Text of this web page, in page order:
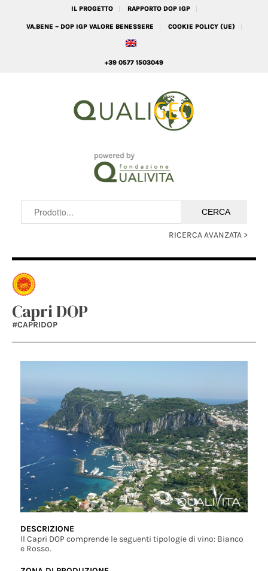
IL PROGETTO RAPPORTO DOP IGP
VA.BENE – DOP IGP VALORE BENESSERE COOKIE POLICY (UE)
+39 0577 1503049
RICERCA AVANZATA >
Capri DOP
#CAPRIDOP
DESCRIZIONE
Il Capri DOP comprende le seguenti tipologie di vino: Bianco
e Rosso.